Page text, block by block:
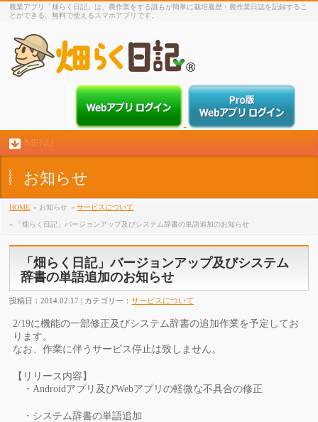
農業アプリ「畑らく日記」は、農作業をする誰もが簡単に栽培履歴・農作業日誌を記録するこ
とができる、無料で使えるスマホアプリです。
MENU
お知らせ
HOME » お知らせ »サービスについて
» 「畑らく日記」バージョンアップ及びシステム辞書の単語追加のお知らせ
「畑らく日記」バージョンアップ及びシステム
辞書の単語追加のお知らせ
投稿日：2014.02.17 | カテゴリー：サービスについて
2/19に機能の一部修正及びシステム辞書の追加作業を予定してお
ります。
なお、作業に伴うサービス停止は致しません。
【リリース内容】
・Androidアプリ及びWebアプリの軽微な不具合の修正
・システム辞書の単語追加